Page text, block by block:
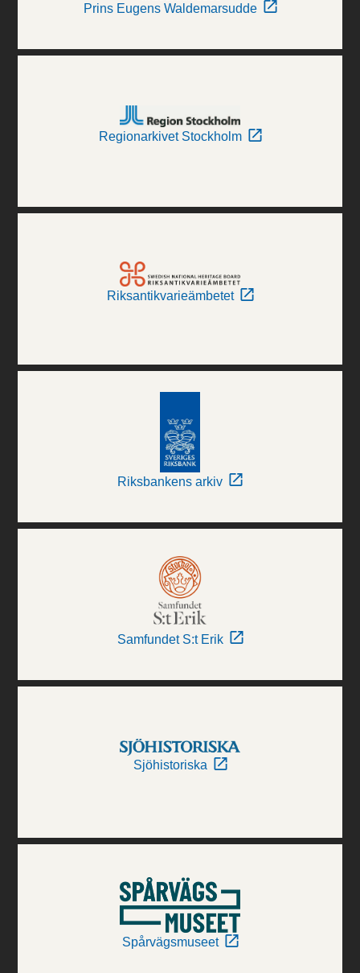
Prins Eugens Waldemarsudde
Regionarkivet Stockholm
Riksantikvarieämbetet
Riksbankens arkiv
Samfundet S:t Erik
Sjöhistoriska
Spårvägsmuseet